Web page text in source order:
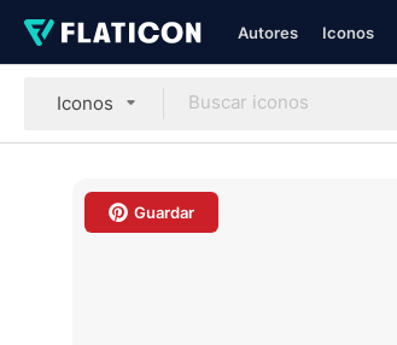
Autores Iconos
Iconos
Guardar